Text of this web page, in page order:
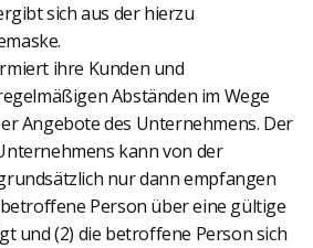
sich aus der hierzu
ihre Kunden und
Abständen im Wege
Angebote des Unternehmens. Der
kann von der
nur dann empfangen
Person über eine gültige
und (2) die betroffene Person sich